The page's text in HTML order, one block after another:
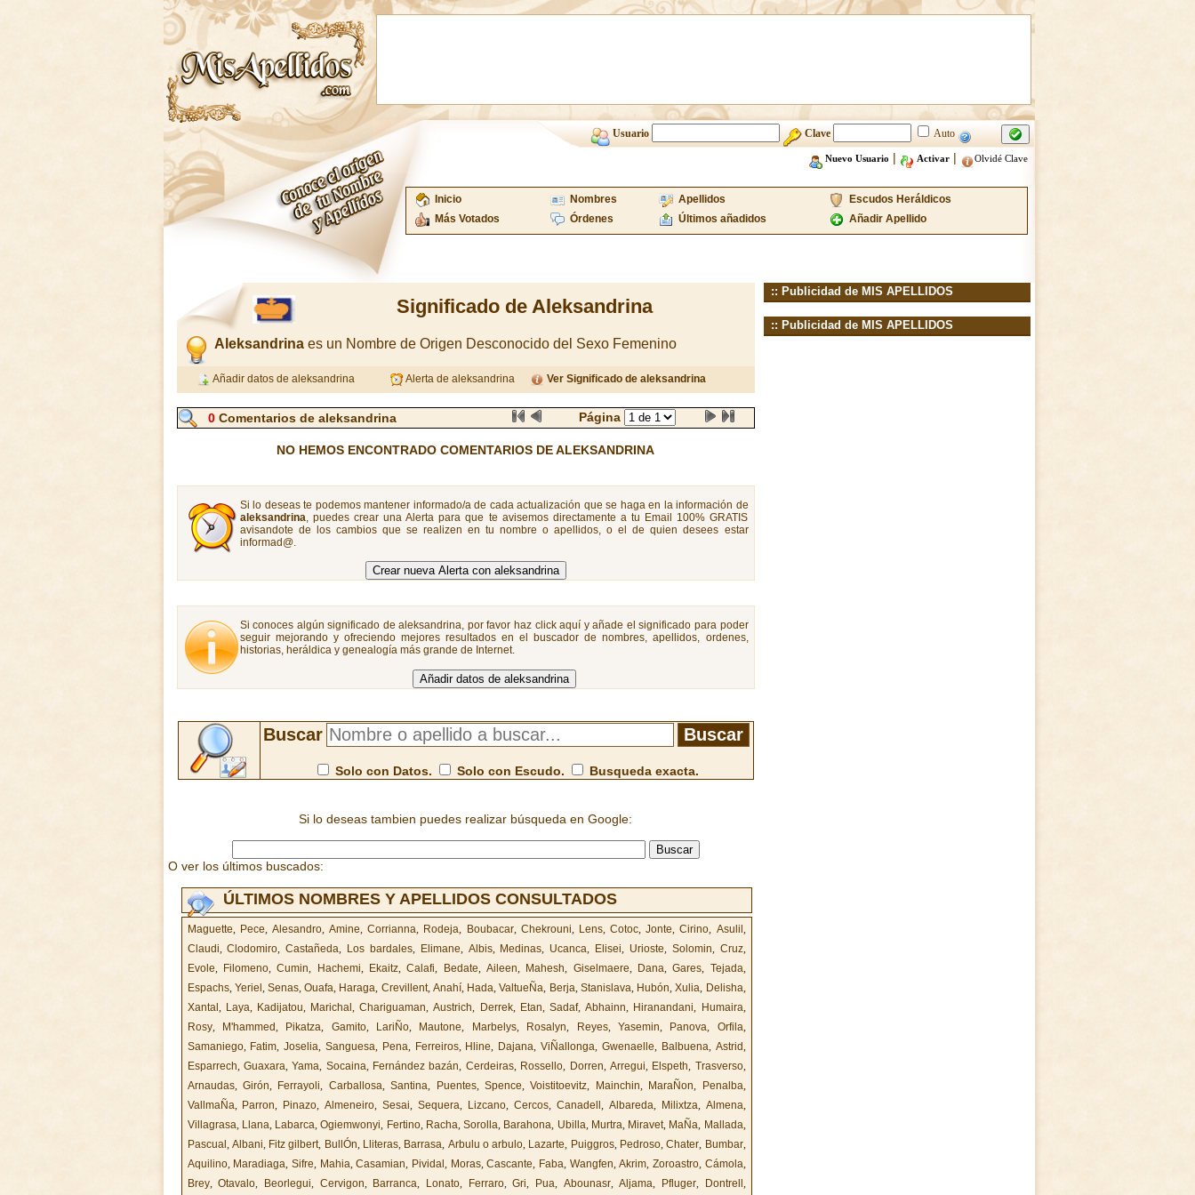
Usuario Clave Auto
Nuevo Usuario | Activar| Olvidé Clave
Inicio Nombres Apellidos
Escudos Heráldicos
Más Votados
Órdenes Últimos añadidos Añadir Apellido
Significado de Aleksandrina
Aleksandrina es un Nombre de Origen Desconocido del Sexo Femenino
Añadir datos de aleksandrina Alerta de aleksandrina Ver Significado de aleksandrina
0Comentarios de aleksandrina Página
NO HEMOS ENCONTRADO COMENTARIOS DE ALEKSANDRINA
Si lo deseas te podemos mantener informado/a de cada actualización que se haga en la información de
aleksandrina, puedes crear una Alerta para que te avisemos directamente a tu Email 100% GRATIS
avisandote de los cambios que se realizen en tu nombre o apellidos, o el de quien desees estar
informad@.
Si conoces algún significado de aleksandrina, por favor haz click aquí y añade el significado para poder
seguir mejorando y ofreciendo mejores resultados en el buscador de nombres, apellidos, ordenes,
historias, heráldica y genealogía más grande de Internet.
Buscar
Solo con Datos. Solo con Escudo. Busqueda exacta.
Si lo deseas tambien puedes realizar búsqueda en Google:
O ver los últimos buscados:
ÚLTIMOS NOMBRES Y APELLIDOS CONSULTADOS
Maguette, Pece, Alesandro,Amine,Corrianna, Rodeja, Boubacar, Chekrouni, Lens,Cotoc,Jonte,Cirino, Asulil ,
Claudi,Clodomiro,Castañeda, Los bardales, Elimane, Albis, Medinas, Ucanca, Elisei, Urioste, Solomin, Cruz,
Evole, Filomeno,Cumin, Hachemi, Ekaitz,Calafi, Bedate, Aileen, Mahesh, Giselmaere, Dana,Gares, Tejada,
Espachs, Yeriel , Senas,Ouafa, Haraga, Crevillent, Anahí, Hada,ValtueÑa, Berja, Stanislava, Hubón,Xulia, Delisha,
Xantal , Laya, Kadijatou, Marichal,Chariguaman,Austrich, Derrek, Etan, Sadaf,Abhainn, Hiranandani, Humaira,
Rosy, M'hammed, Pikatza, Gamito, LariÑo, Mautone, Marbelys, Rosalyn, Reyes, Yasemin, Panova, Orfila,
Samaniego, Fatim,Joselia, Sanguesa, Pena, Ferreiros, Hline, Dajana,ViÑallonga, Gwenaelle, Balbuena, Astrid,
Esparrech, Guaxara,Yama, Socaina, Fernández bazán, Cerdeiras, Rossello, Dorren, Arregui, Elspeth, Trasverso,
Arnaudas, Girón, Ferrayoli, Carballosa,Santina, Puentes, Spence,Voistitoevitz, Mainchin, MaraÑon, Penalba,
VallmaÑa, Parron, Pinazo,Almeneiro,Sesai,Sequera, Lizcano, Cercos, Canadell , Albareda, Milixtza, Almena,
Villagrasa, Llana, Labarca,Ogiemwonyi, Fertino, Racha, Sorolla, Barahona, Ubilla, Murtra, Miravet, MaÑa, Mallada,
Pascual , Albani, Fitz gilbert, BullÓn, Lliteras, Barrasa, Arbulu o arbulo, Lazarte, Puiggros, Pedroso,Chater, Bumbar,
Aquilino, Maradiaga, Sifre, Mahia,Casamian, Pividal , Moras,Cascante, Faba, Wangfen,Akrim, Zoroastro, Cámola,
Brey,Otavalo, Beorlegui, Cervigon, Barranca, Lonato, Ferraro,Gri, Pua, Abounasr,Aljama, Pfluger, Dontrell ,
:: Publicidad de MIS APELLIDOS
:: Publicidad de MIS APELLIDOS